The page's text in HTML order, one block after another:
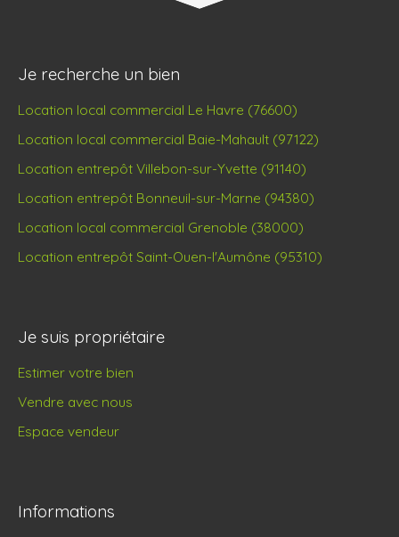
Je recherche un bien
Location local commercial Le Havre (76600)
Location local commercial Baie-Mahault (97122)
Location entrepôt Villebon-sur-Yvette (91140)
Location entrepôt Bonneuil-sur-Marne (94380)
Location local commercial Grenoble (38000)
Location entrepôt Saint-Ouen-l'Aumône (95310)
Je suis propriétaire
Estimer votre bien
Vendre avec nous
Espace vendeur
Informations